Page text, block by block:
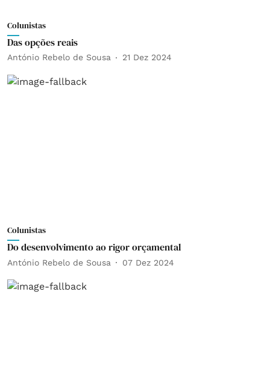
Colunistas
Das opções reais
António Rebelo de Sousa 21 Dez 2024
Colunistas
Do desenvolvimento ao rigor orçamental
António Rebelo de Sousa 07 Dez 2024